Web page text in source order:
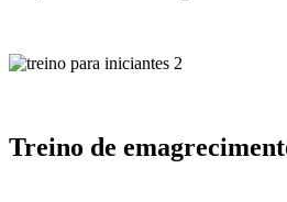
Treino de